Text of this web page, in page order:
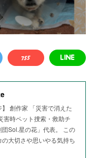
】 創作家 「災害で消えた
害時ペット捜索・救助チ
Sol.星の花」代表。 この
大切さや思いやる気持ち